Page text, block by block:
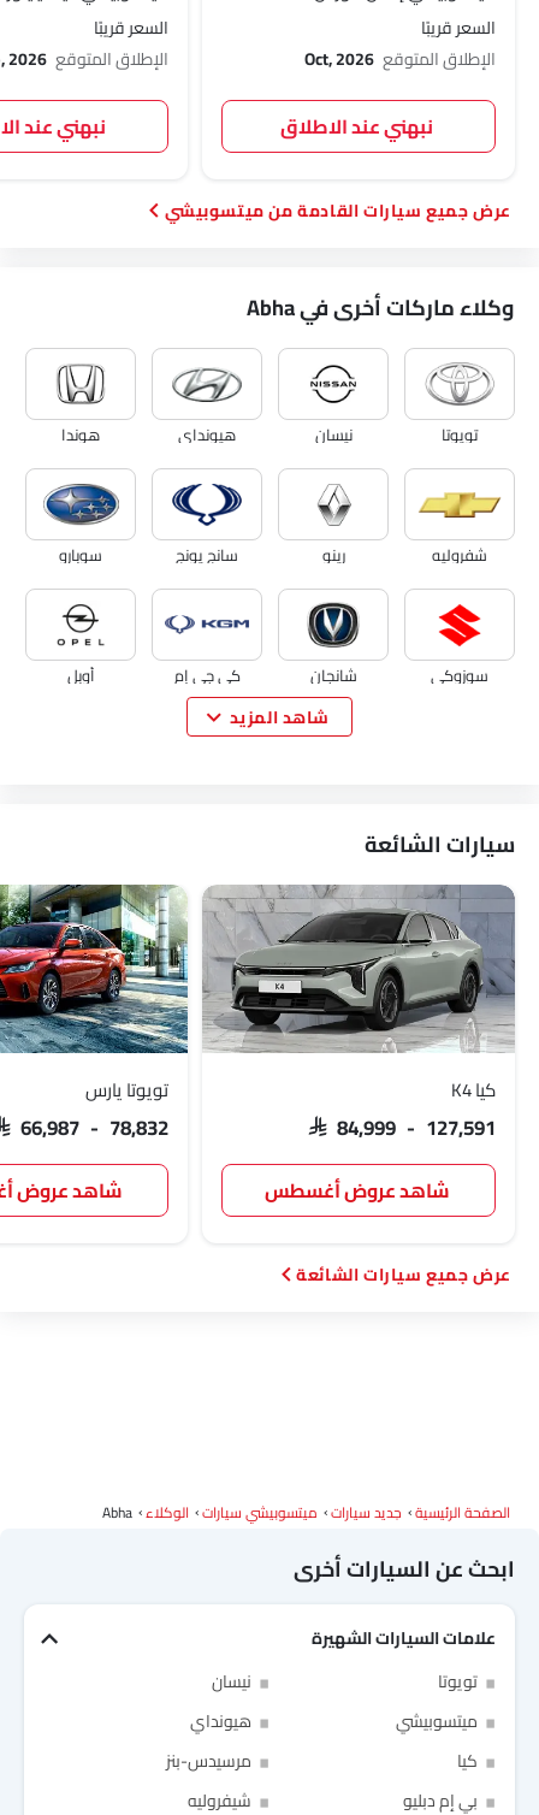
السعر قريبًا
الإطلاق المتوقع Oct, 2026
نبهني عند الاطلاق
السعر قريبًا
الإطلاق المتوقع 2026
نبهني عند
سيارات القادمة من ميتسوبيشي
وكلاء ماركات أخرى في Abha
تويوتا نيسان هيونداي هوندا
شفروليه رينو سانج يونج سوبارو
سوزوكي شانجان كي جي إم أوبل
دبليو موتورز دورسن ماهيندرا
شاهد المزيد
سيارات الشائعة
كيا K4
SAR 84,999 - 127,591
شاهد عروض أغسطس
تويوتا يارس
66,987 - 78,832
شاهد عروض
سيارات الشائعة
الصفحة الرئيسية جديد سيارات ميتسوبيشي سيارات الوكلاء Abha
ابحث عن السيارات أخرى
علامات السيارات الشهيرة
تويوتا
نيسان
ميتسوبيشي
هيونداي
كيا
مرسيدس-بنز
بي إم دبليو
شيفروليه
Link Your Google Account
Link Your Facebook Account